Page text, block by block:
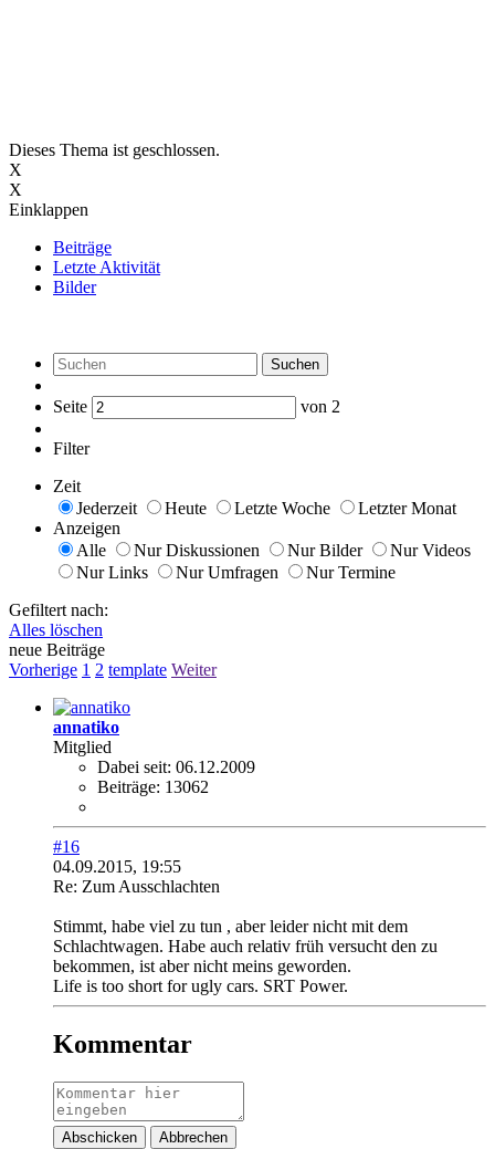
Dieses Thema ist geschlossen.
X
X
Einklappen
Beiträge
Letzte Aktivität
Bilder
Suchen
Seite von 2
Filter
Zeit
Jederzeit
Heute Letzte Woche
Letzter Monat
Anzeigen
Alle
Nur Diskussionen Nur Bilder
Nur Videos
Nur Links
Nur Umfragen
Nur Termine
Gefiltert nach:
Alles löschen
neue Beiträge
Vorherige 1 2 template Weiter
annatiko
Mitglied
Dabei seit: 06.12.2009
Beiträge: 13062
#16
04.09.2015, 19:55
Re: Zum Ausschlachten
Stimmt, habe viel zu tun , aber leider nicht mit dem
Schlachtwagen. Habe auch relativ früh versucht den zu
bekommen, ist aber nicht meins geworden.
Life is too short for ugly cars. SRT Power.
Kommentar
Abschicken Abbrechen